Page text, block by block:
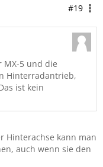
#19
MX-5 und die
Hinterradantrieb,
ist kein
Hinterachse kann man
auch wenn sie den